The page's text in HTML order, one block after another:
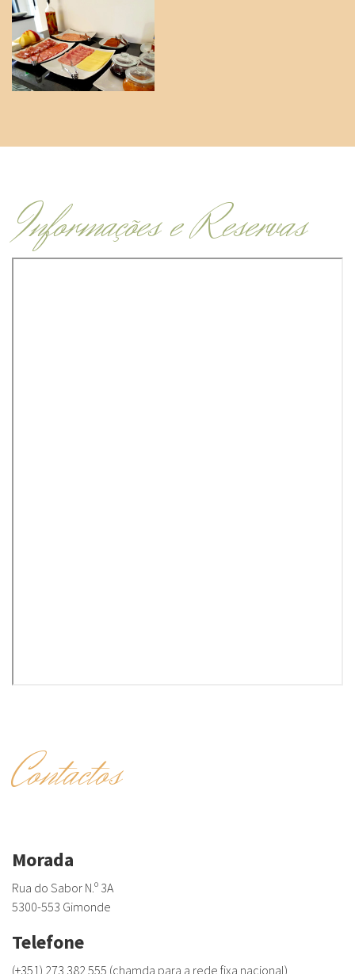
Informações e Reservas
Contactos
Morada
Rua do Sabor N.º 3A
5300-553 Gimonde
Telefone
(+351) 273 382 555 (chamda para a rede fixa nacional)